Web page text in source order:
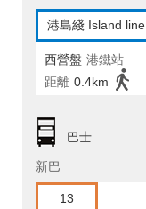
港島綫 Island line
西營盤 港鐵站
距離 0.4km
巴士
新巴
13